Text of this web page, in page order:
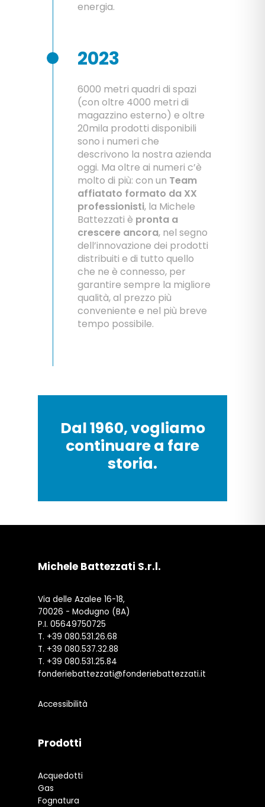
energia.
2023
6000 metri quadri di spazi
(con oltre 4000 metri di
magazzino esterno) e oltre
20mila prodotti disponibili
sono i numeri che
descrivono la nostra azienda
oggi. Ma oltre ai numeri c’è
molto di più: con un Team
affiatato formato da XX
professionisti, la Michele
Battezzati è pronta a
crescere ancora, nel segno
dell’innovazione dei prodotti
distribuiti e di tutto quello
che ne è connesso, per
garantire sempre la migliore
qualità, al prezzo più
conveniente e nel più breve
tempo possibile.
Dal 1960, vogliamo
continuare a fare
storia.
Michele Battezzati S.r.l.
Via delle Azalee 16-18,
70026 - Modugno (BA)
P.I. 05649750725
T. +39 080.531.26.68
T. +39 080.537.32.88
T. +39 080.531.25.84
fonderiebattezzati@fonderiebattezzati.it
Accessibilità
Prodotti
Acquedotti
Gas
Fognatura